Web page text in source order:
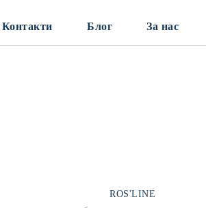
Контакти Блог За нас
ROS'LINE